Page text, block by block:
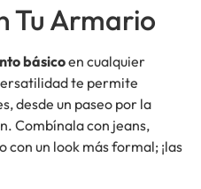
Tu Armario
básicoen cualquier
te permite
desde un paseo por la
Combínala con jeans,
con un look más formal; ¡las